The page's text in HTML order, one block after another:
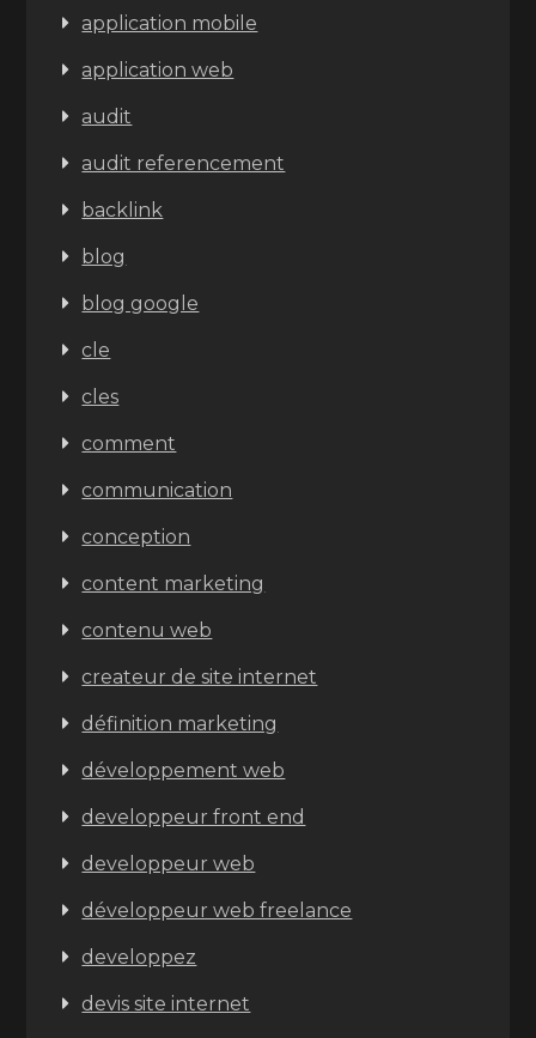
application mobile
application web
audit
audit referencement
backlink
blog
blog google
cle
cles
comment
communication
conception
content marketing
contenu web
createur de site internet
définition marketing
développement web
developpeur front end
developpeur web
développeur web freelance
developpez
devis site internet